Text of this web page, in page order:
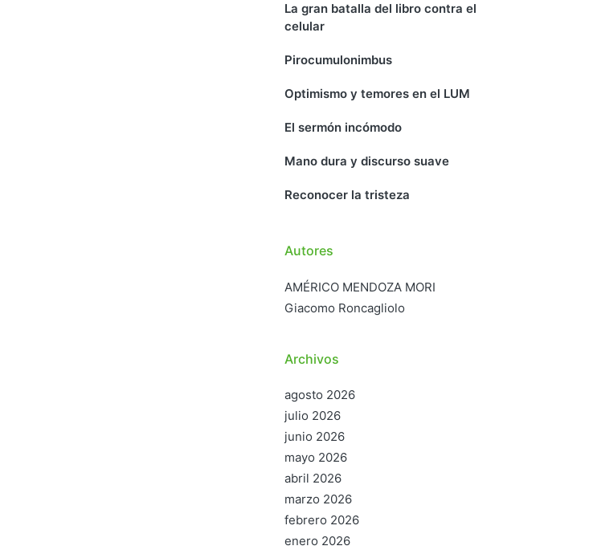
La gran batalla del libro contra el
celular
Pirocumulonimbus
Optimismo y temores en el LUM
El sermón incómodo
Mano dura y discurso suave
Reconocer la tristeza
Autores
AMÉRICO MENDOZA MORI
Giacomo Roncagliolo
Archivos
agosto 2026
julio 2026
junio 2026
mayo 2026
abril 2026
marzo 2026
febrero 2026
enero 2026